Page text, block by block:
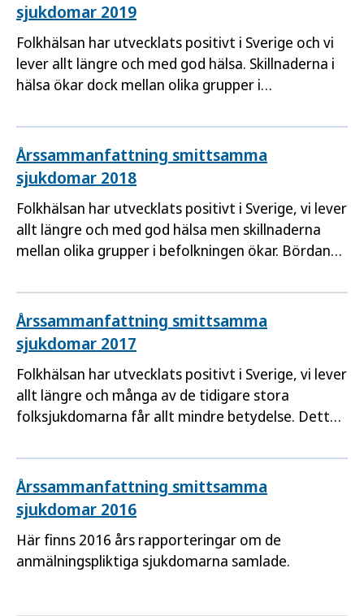
sjukdomar 2019
Folkhälsan har utvecklats positivt i Sverige och vi
lever allt längre och med god hälsa. Skillnaderna i
hälsa ökar dock mellan olika grupper i
sjukdomarna generellt minskat över tid finns
grupper som drabbas i högre utsträckning än
andra.
Årssammanfattning smittsamma
sjukdomar 2018
Folkhälsan har utvecklats positivt i Sverige, vi lever
allt längre och med god hälsa men skillnaderna
mellan olika grupper i befolkningen ökar. Bördan
att minska men även där finns grupper som
drabbas mer.
Årssammanfattning smittsamma
sjukdomar 2017
Folkhälsan har utvecklats positivt i Sverige, vi lever
allt längre och många av de tidigare stora
folksjukdomarna får allt mindre betydelse. Detta
allra flesta allvarligare sjukdomarna nu är mycket
sällsynta.
Årssammanfattning smittsamma
sjukdomar 2016
Här finns 2016 års rapporteringar om de
anmälningspliktiga sjukdomarna samlade.